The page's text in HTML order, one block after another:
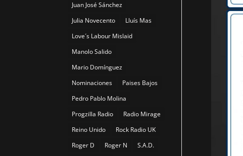
Juan José Sánchez
Julia Novecento
Lluís Mas
Love´s Labour Mislaid
Manolo Salido
Mario Domínguez
Nominaciones
Paises Bajos
Pedro Pablo Molina
Progzilla Radio
Radio Mirage
Reino Unido
Rock Radio UK
Roger D
Roger N
S.A.D.